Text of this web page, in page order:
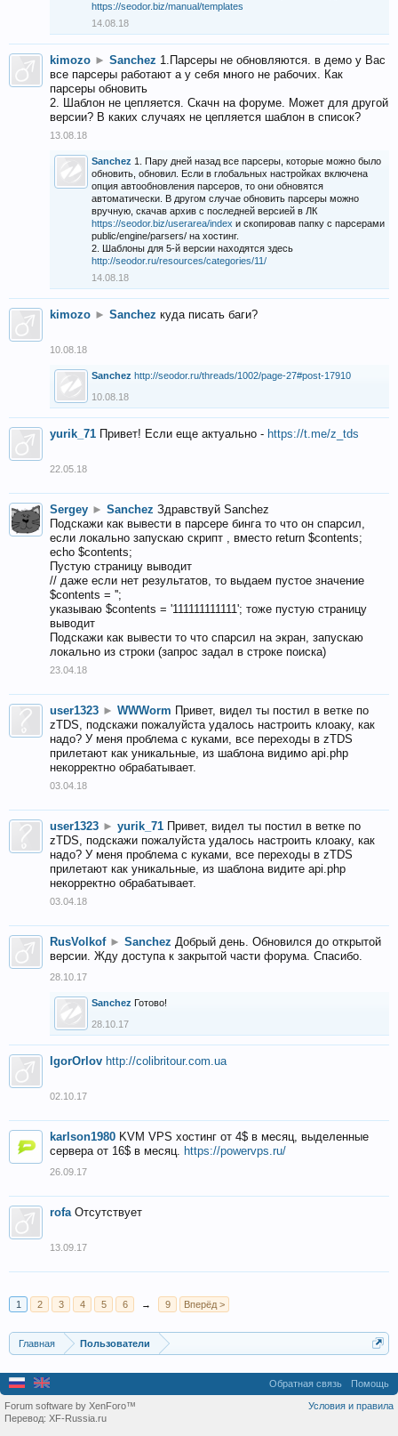
https://seodor.biz/manual/templates
14.08.18
kimozo ► Sanchez 1.Парсеры не обновляются. в демо у Вас
все парсеры работают а у себя много не рабочих. Как
парсеры обновить
2. Шаблон не цепляется. Скачн на форуме. Может для другой
версии? В каких случаях не цепляется шаблон в список?
13.08.18
Sanchez 1. Пару дней назад все парсеры, которые можно было
обновить, обновил. Если в глобальных настройках включена
опция автообновления парсеров, то они обновятся
автоматически. В другом случае обновить парсеры можно
вручную, скачав архив с последней версией в ЛК
https://seodor.biz/userarea/index и скопировав папку с парсерами
public/engine/parsers/ на хостинг.
2. Шаблоны для 5-й версии находятся здесь
http://seodor.ru/resources/categories/11/
14.08.18
kimozo ► Sanchez куда писать баги?
10.08.18
Sanchez http://seodor.ru/threads/1002/page-27#post-17910
10.08.18
yurik_71 Привет! Если еще актуально - https://t.me/z_tds
22.05.18
Sergey ► Sanchez Здравствуй Sanchez
Подскажи как вывести в парсере бинга то что он спарсил,
если локально запускаю скрипт , вместо return $contents;
echo $contents;
Пустую страницу выводит
// даже если нет результатов, то выдаем пустое значение
$contents = '';
указываю $contents = '111111111111'; тоже пустую страницу
выводит
Подскажи как вывести то что спарсил на экран, запускаю
локально из строки (запрос задал в строке поиска)
23.04.18
user1323 ► WWWorm Привет, видел ты постил в ветке по
zTDS, подскажи пожалуйста удалось настроить клоаку, как
надо? У меня проблема с куками, все переходы в zTDS
прилетают как уникальные, из шаблона видимо api.php
некорректно обрабатывает.
03.04.18
user1323 ► yurik_71 Привет, видел ты постил в ветке по
zTDS, подскажи пожалуйста удалось настроить клоаку, как
надо? У меня проблема с куками, все переходы в zTDS
прилетают как уникальные, из шаблона видите api.php
некорректно обрабатывает.
03.04.18
RusVolkof ► Sanchez Добрый день. Обновился до открытой
версии. Жду доступа к закрытой части форума. Спасибо.
28.10.17
Sanchez Готово!
28.10.17
IgorOrlov http://colibritour.com.ua
02.10.17
karlson1980 KVM VPS хостинг от 4$ в месяц, выделенные
сервера от 16$ в месяц. https://powervps.ru/
26.09.17
rofa Отсутствует
13.09.17
1 2 3 4 5 6 → 9 Вперёд >
Главная Пользователи
Обратная связь Помощь
Условия и правила
Forum software by XenForo™
Перевод: XF-Russia.ru